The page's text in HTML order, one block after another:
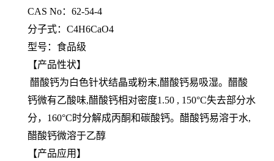
CAS No：62-54-4
分子式：C4H6CaO4
型号：食品级
【产品性状】
醋酸钙为白色针状结晶或粉末,醋酸钙易吸湿。醋酸
钙微有乙酸味,醋酸钙相对密度1.50 , 150°C失去部分水
分，160°C时分解成丙酮和碳酸钙。醋酸钙易溶于水,
醋酸钙微溶于乙醇
【产品应用】